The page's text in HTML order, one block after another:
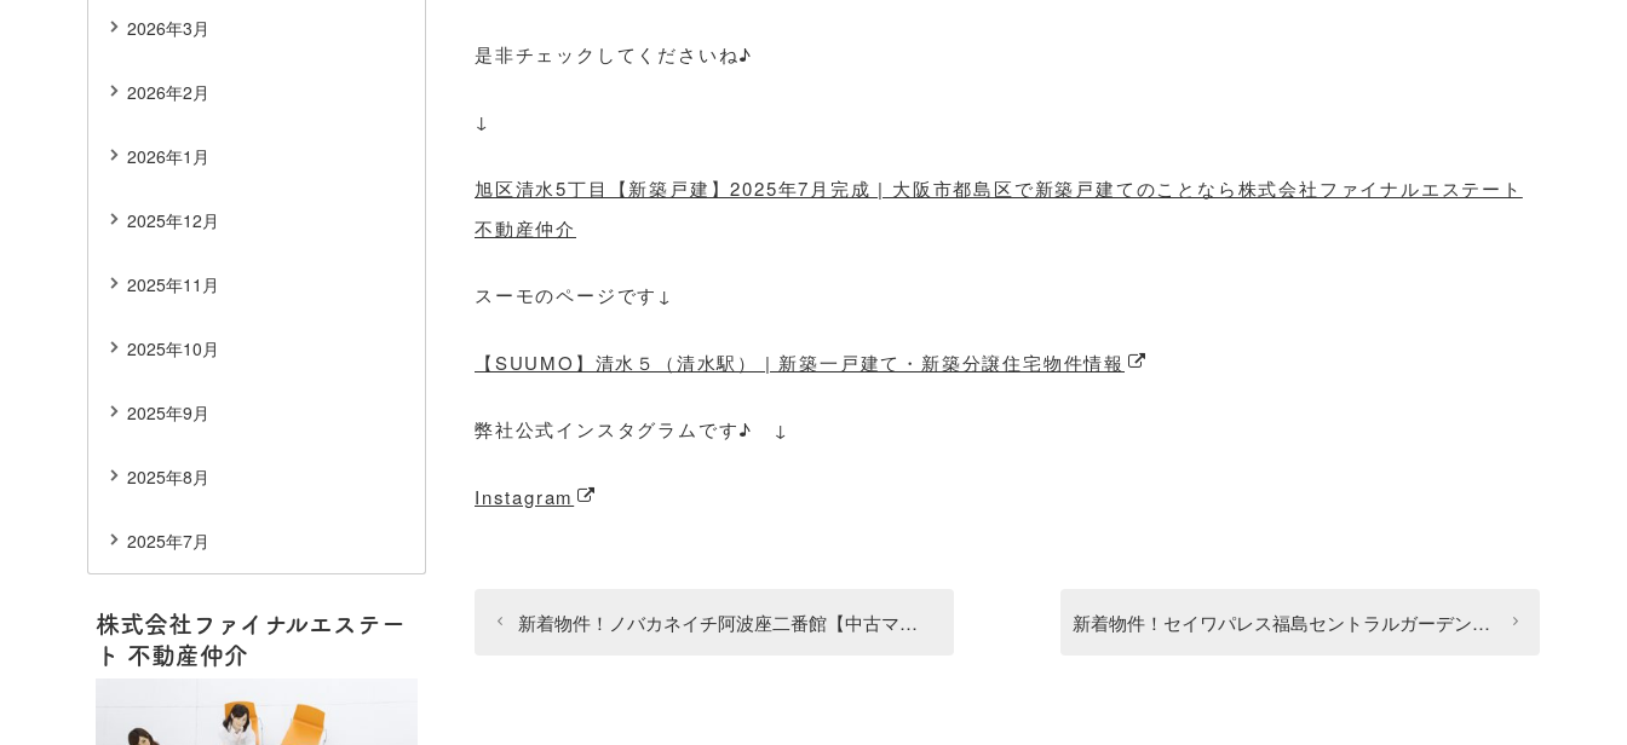
是非チェックしてくださいね♪
↓
旭区清水5丁目【新築戸建】2025年7月完成 | 大阪市都島区で新築戸建てのことなら株式会社ファイナルエステート
不動産仲介
スーモのページです↓
【SUUMO】清水５（清水駅） | 新築一戸建て・新築分譲住宅物件情報
弊社公式インスタグラムです♪ ↓
Instagram
新着物件！ノバカネイチ阿波座二番館【中古マンション】 新着物件！セイワパレス福島セントラルガーデン【中古マンション】
2026年3月
2026年2月
2026年1月
2025年12月
2025年11月
2025年10月
2025年9月
2025年8月
2025年7月
株式会社ファイナルエステー
ト 不動産仲介